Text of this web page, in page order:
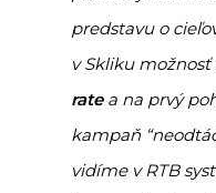
predstavu o
v Skliku
ratea na prvý
kampaň
vidíme v RTB